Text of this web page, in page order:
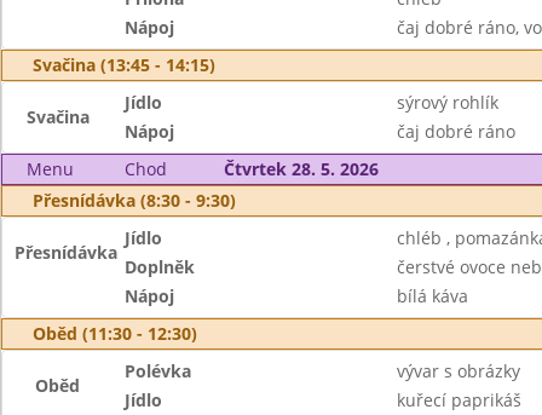
Nápoj
čaj dobré ráno,
Svačina (13:45 - 14:15)
Svačina
Jídlo
sýrový rohlík
Nápoj
čaj dobré ráno
Menu
Chod
Čtvrtek 28. 5. 2026
Přesnídávka (8:30 - 9:30)
Přesnídávka
Jídlo
chléb ,
Doplněk
čerstvé ovoce
Nápoj
bílá káva
Oběd (11:30 - 12:30)
Oběd
Polévka
vývar s obrázky
Jídlo
kuřecí paprikáš